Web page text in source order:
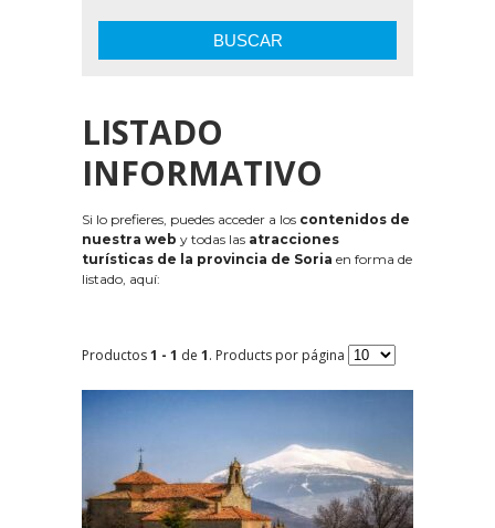
BUSCAR
LISTADO
INFORMATIVO
Si lo prefieres, puedes acceder a los contenidos de
nuestra web y todas las atracciones
turísticas de la provincia de Soria en forma de
listado, aquí:
Productos1 - 1 de 1. Products por página